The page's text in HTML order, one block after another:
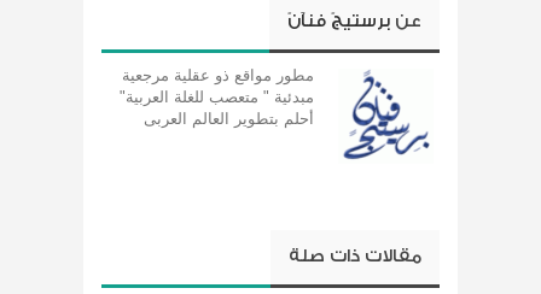
عن برستيجً فنآنً
مطور مواقع ذو عقلية مرجعية
مبدئية " متعصب للغلة العربية"
أحلم بتطوير العالم العربى
مقالات ذات صلة